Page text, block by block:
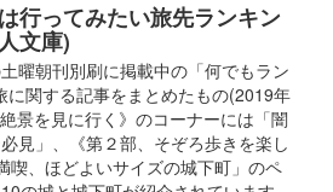
行ってみたい旅先ランキン
文庫)
曜朝刊別刷に掲載中の「何でもラン
に関する記事をまとめたもの(2019年
景を見に行く》のコーナーには「闇
見」、《第２部、そぞろ歩きを楽し
喫、ほどよいサイズの城下町」のペ